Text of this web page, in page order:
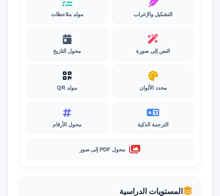
التشكيل والإعراب مولد ملاحظات
النص إلى صورة محول التاريخ
محدد الألوان مولد QR
الترجمة الذكية محول الأرقام
محول PDF إلى صور
المستويات الدراسية